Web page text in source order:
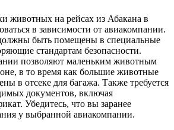
животных на рейсах из Абакана в
в зависимости от авиакомпании.
быть помещены в специальные
стандартам безопасности.
позволяют маленьким животным
в то время как большие животные
в отсеке для багажа. Также требуется
документов, включая
Убедитесь, что вы заранее
у выбранной авиакомпании.